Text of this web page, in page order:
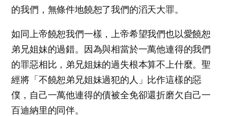
的我們，無條件地饒恕了我們的滔天大罪。
如同上帝饒恕我們一樣，上帝希望我們也以愛饒恕
弟兄姐妹的過錯。因為與相當於一萬他連得的我們
的罪惡相比，弟兄姐妹的過失根本算不上什麼。聖
經將「不饒恕弟兄姐妹過犯的人」比作這樣的惡
僕，自己一萬他連得的債被全免卻還折磨欠自己一
百迪納里的同伴。